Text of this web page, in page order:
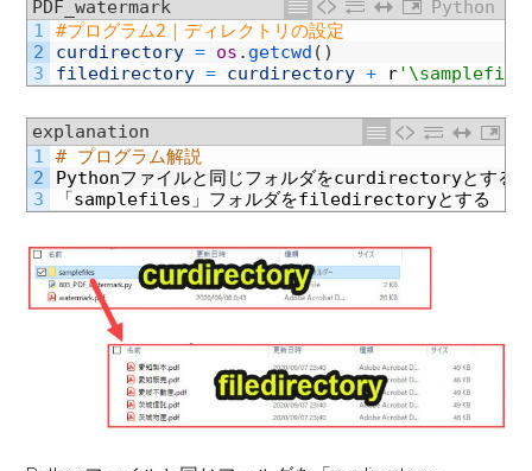
PDF_watermark
Python
1
2
3
#プログラム2｜ディレクトリの設定
curdirectory = os . getcwd ( )
filedirectory = curdirectory + r
explanation
1
2
3
# プログラム解説
Pythonファイルと同じフォルダをcurdirectoryとする
「samplefiles 」フォルダをfiledirectoryとする